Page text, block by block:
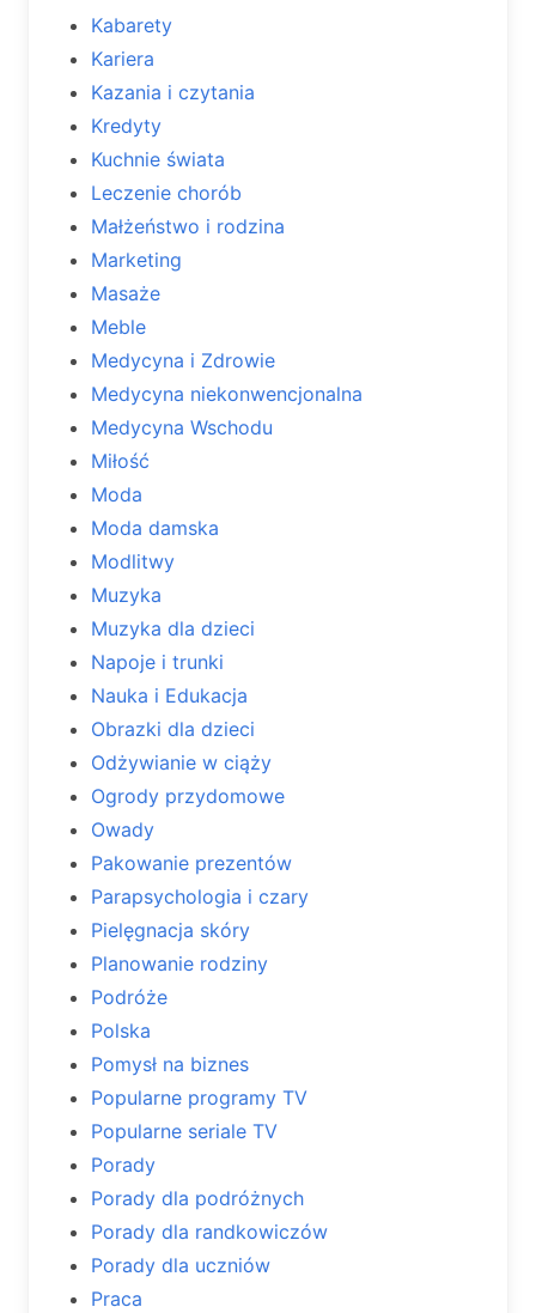
Kabarety
Kariera
Kazania i czytania
Kredyty
Kuchnie świata
Leczenie chorób
Małżeństwo i rodzina
Marketing
Masaże
Meble
Medycyna i Zdrowie
Medycyna niekonwencjonalna
Medycyna Wschodu
Miłość
Moda
Moda damska
Modlitwy
Muzyka
Muzyka dla dzieci
Napoje i trunki
Nauka i Edukacja
Obrazki dla dzieci
Odżywianie w ciąży
Ogrody przydomowe
Owady
Pakowanie prezentów
Parapsychologia i czary
Pielęgnacja skóry
Planowanie rodziny
Podróże
Polska
Pomysł na biznes
Popularne programy TV
Popularne seriale TV
Porady
Porady dla podróżnych
Porady dla randkowiczów
Porady dla uczniów
Praca